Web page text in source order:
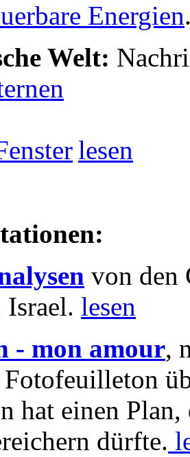
Energien
Welt:
lesen
von den
Israel. lesen
- mon amour,
hat einen Plan,
dürfte.